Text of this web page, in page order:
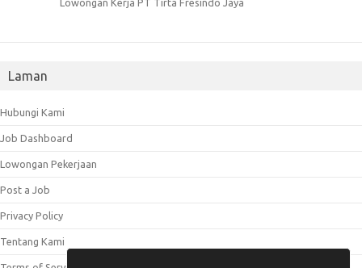
Lowongan Kerja PT Tirta Fresindo Jaya
Laman
Hubungi Kami
Job Dashboard
Lowongan Pekerjaan
Post a Job
Privacy Policy
Tentang Kami